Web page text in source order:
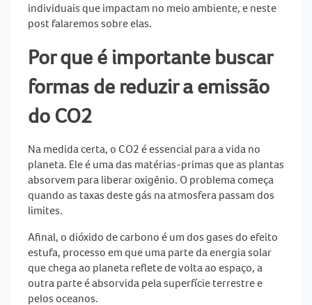
individuais que impactam no meio ambiente, e neste
post falaremos sobre elas.
Por que é importante buscar
formas de reduzir a emissão
do CO2
Na medida certa, o CO2 é essencial para a vida no
planeta. Ele é uma das matérias-primas que as plantas
absorvem para liberar oxigênio. O problema começa
quando as taxas deste gás na atmosfera passam dos
limites.
Afinal, o dióxido de carbono é um dos gases do efeito
estufa, processo em que uma parte da energia solar
que chega ao planeta reflete de volta ao espaço, a
outra parte é absorvida pela superfície terrestre e
pelos oceanos.